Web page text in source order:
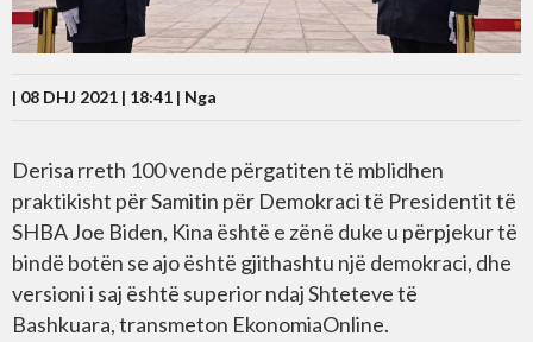
| 08 DHJ 2021 | 18:41 | Nga
Derisa rreth 100 vende përgatiten të mblidhen
praktikisht për Samitin për Demokraci të Presidentit të
SHBA Joe Biden, Kina është e zënë duke u përpjekur të
bindë botën se ajo është gjithashtu një demokraci, dhe
versioni i saj është superior ndaj Shteteve të
Bashkuara, transmeton EkonomiaOnline.